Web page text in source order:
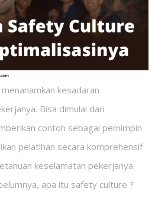
kesadaran
Bisa dimulai dari
contoh sebagai pemimpin
pelatihan secara komprehensif
keselamatan pekerjanya.
apa itu safety culture ?